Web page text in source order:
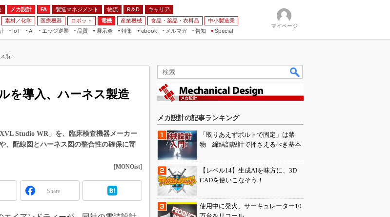
メカ設計 FA 製造マネジメント 物流 R＆D
キャリア
素材／化学 医療機器 ロボット 電機 産業機械 食品・薬品・衣料品
中小製造業
IoT
AI
エッジ逆襲 品質
展示会
IIFES
EdgeTech+
日本ものづくりワールド
WORLD
特集
VR／AR
フィールドサービス
組み込み画像技術
組み込みモデリング
ISO26262
ebook
モビリティ
メルマガ
告知 Special
マイページ
製...
を導入、ハーネス製造
Studio WR」を、臨床検査機器メーカー
、配線図とハーネス図の整合性の確保に寄
[MONOist]
Share
メカ設計の記事ランキング
「取りあえずボルトで固定」は禁
物 締結部設計で押さえるべき基本
【レベル14】生成AIを味方に、3D
CADを使いこなそう！
使用中に発火、サーキュレーター10